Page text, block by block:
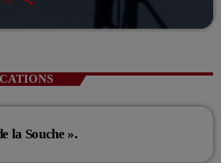
la Souche ».